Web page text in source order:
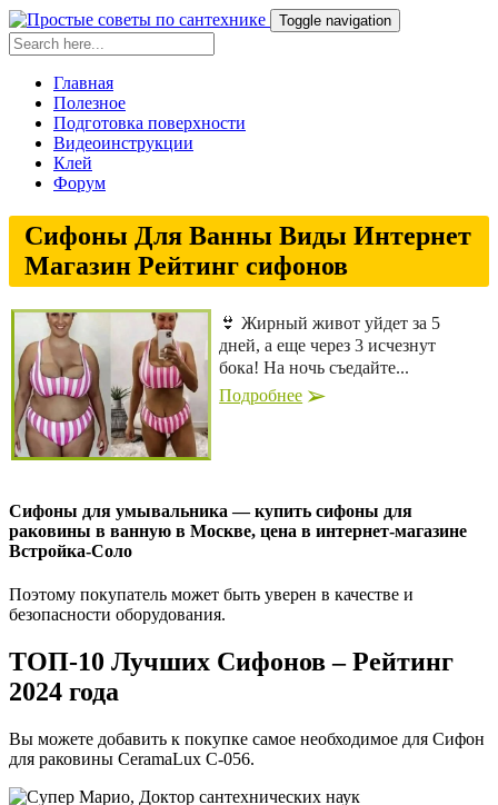
Toggle navigation
Главная
Полезное
Подготовка поверхности
Видеоинструкции
Клей
Форум
Сифоны Для Ванны Виды Интернет
Магазин Рейтинг сифонов
👙 Жирный живот уйдет за 5
дней, а еще через 3 исчезнут
бока! На ночь съедайте...
Подробнее
Сифоны для умывальника — купить сифоны для
раковины в ванную в Москве, цена в интернет-магазине
Встройка-Соло
Поэтому покупатель может быть уверен в качестве и
безопасности оборудования.
ТОП-10 Лучших Сифонов – Рейтинг
2024 года
Вы можете добавить к покупке самое необходимое для Сифон
для раковины CeramaLux С-056.